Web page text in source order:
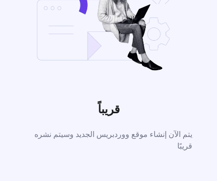
قريباً
يتم الآن إنشاء موقع ووردبريس الجديد وسيتم نشره
قريبًا